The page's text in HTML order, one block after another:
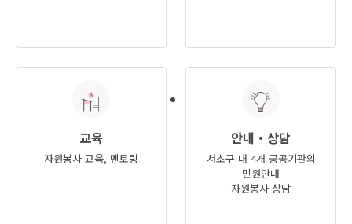
교육
자원봉사 교육, 멘토링
안내・상담
서초구 내 4개 공공기관의
민원안내
자원봉사 상담